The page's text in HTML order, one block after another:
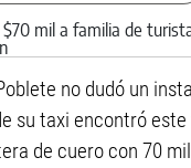
no dudó un
su taxi encontró este
de cuero con 70